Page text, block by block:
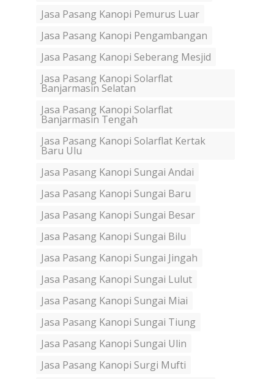
Jasa Pasang Kanopi Pemurus Luar
Jasa Pasang Kanopi Pengambangan
Jasa Pasang Kanopi Seberang Mesjid
Jasa Pasang Kanopi Solarflat
Banjarmasin Selatan
Jasa Pasang Kanopi Solarflat
Banjarmasin Tengah
Jasa Pasang Kanopi Solarflat Kertak
Baru Ulu
Jasa Pasang Kanopi Sungai Andai
Jasa Pasang Kanopi Sungai Baru
Jasa Pasang Kanopi Sungai Besar
Jasa Pasang Kanopi Sungai Bilu
Jasa Pasang Kanopi Sungai Jingah
Jasa Pasang Kanopi Sungai Lulut
Jasa Pasang Kanopi Sungai Miai
Jasa Pasang Kanopi Sungai Tiung
Jasa Pasang Kanopi Sungai Ulin
Jasa Pasang Kanopi Surgi Mufti